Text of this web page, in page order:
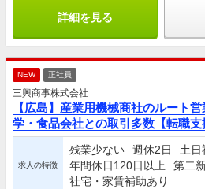
詳細を見る
NEW 正社員
三興商事株式会社
【広島】産業用機械商社のルート
学・食品会社との取引多数【転職支
求人の特徴
残業少ない 週休2日
土日
年間休日120日以上
第二
社宅・家賃補助あり